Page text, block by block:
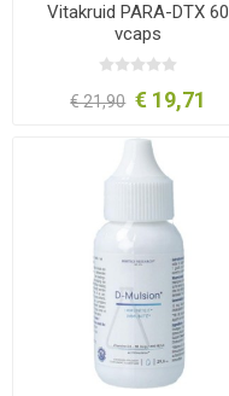
Vitakruid PARA-DTX 60
vcaps
€ 21,90 € 19,71